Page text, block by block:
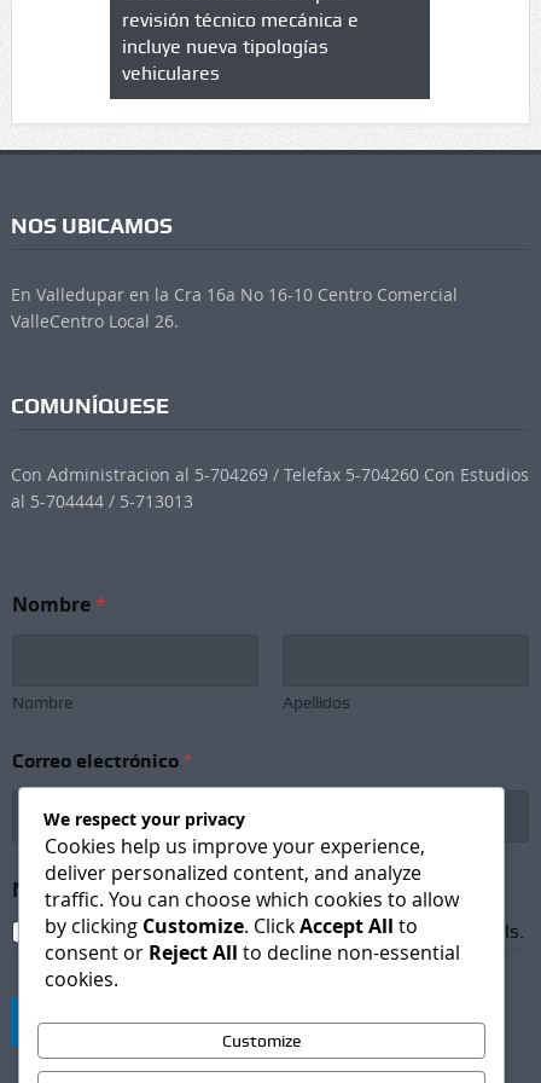
en
revisión técnico mecánica e
incluye nueva tipologías
vehiculares
NOS UBICAMOS
En Valledupar en la Cra 16a No 16-10 Centro Comercial
ValleCentro Local 26.
COMUNÍQUESE
Con Administracion al 5-704269 / Telefax 5-704260 Con Estudios
al 5-704444 / 5-713013
Nombre*
Nombre Apellidos
o
N
e
w
s
e
t
Correo electrónico *
Newsletter Subscription *
I agree to receive newsletters and promotional emails.
Suscribirse
We respect your privacy
Cookies help us improve your experience,
deliver personalized content, and analyze
traffic. You can choose which cookies to allow
by clicking Customize. ClickAccept All to
consent or Reject All to decline non-essential
cookies.
Customize